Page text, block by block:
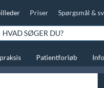
Priser Spørgsmål &
Patientforløb